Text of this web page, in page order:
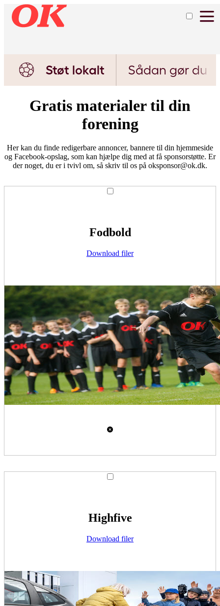
Støt lokalt Sådan gør du
Gratis materialer til din
forening
Her kan du finde redigerbare annoncer, bannere til din hjemmeside
og Facebook-opslag, som kan hjælpe dig med at få sponsorstøtte. Er
der noget, du er i tvivl om, så skriv til os på oksponsor@ok.dk.
Fodbold
Download filer
Highfive
Download filer